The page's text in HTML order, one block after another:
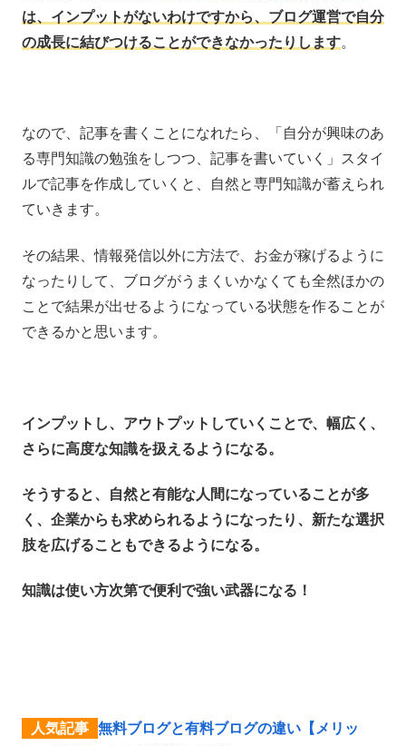
は、インプットがないわけですから、ブログ運営で自分
の成長に結びつけることができなかったりします。
なので、記事を書くことになれたら、「自分が興味のあ
る専門知識の勉強をしつつ、記事を書いていく」スタイ
ルで記事を作成していくと、自然と専門知識が蓄えられ
ていきます。
その結果、情報発信以外に方法で、お金が稼げるように
なったりして、ブログがうまくいかなくても全然ほかの
ことで結果が出せるようになっている状態を作ることが
できるかと思います。
インプットし、アウトプットしていくことで、幅広く、
さらに高度な知識を扱えるようになる。
そうすると、自然と有能な人間になっていることが多
く、企業からも求められるようになったり、新たな選択
肢を広げることもできるようになる。
知識は使い方次第で便利で強い武器になる！
無料ブログと有料ブログの違い【メリッ